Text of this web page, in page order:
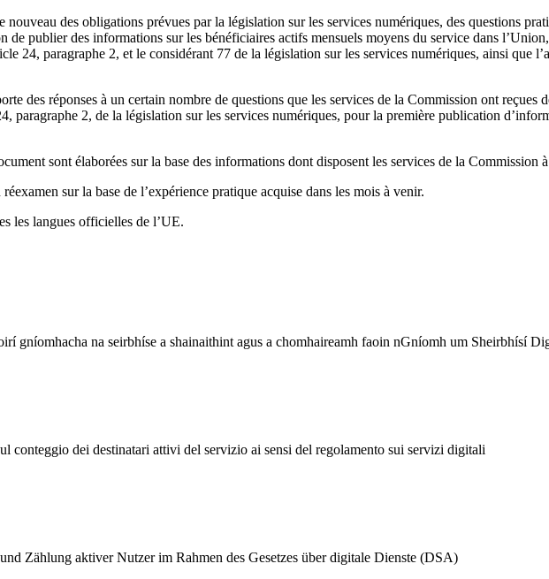
nouveau des obligations prévues par la législation sur les services numériques, des questions
de publier des informations sur les bénéficiaires actifs mensuels moyens du service dans
24, paragraphe 2, et le considérant 77 de la législation sur les services numériques, ainsi que
des réponses à un certain nombre de questions que les services de la Commission ont reçues
paragraphe 2, de la législation sur les services numériques, pour la première publication
sont élaborées sur la base des informations dont disposent les services de la Commission
sur la base de l’expérience pratique acquise dans les mois à venir.
les langues officielles de l’UE.
gníomhacha na seirbhíse a shainaithint agus a chomhaireamh faoin nGníomh um Sheirbhísí
conteggio dei destinatari attivi del servizio ai sensi del regolamento sui servizi digitali
Zählung aktiver Nutzer im Rahmen des Gesetzes über digitale Dienste (DSA)